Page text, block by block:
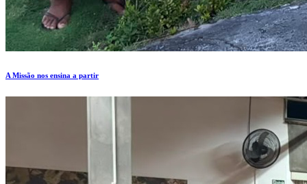
A Missão nos ensina a partir